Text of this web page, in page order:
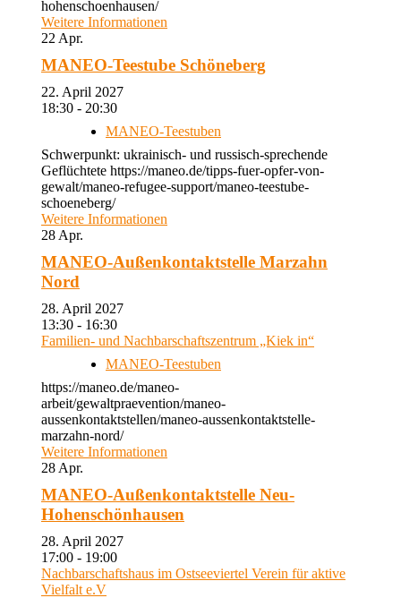
hohenschoenhausen/
Weitere Informationen
22 Apr.
MANEO-Teestube Schöneberg
22. April 2027
18:30 - 20:30
MANEO-Teestuben
Schwerpunkt: ukrainisch- und russisch-sprechende
Geflüchtete https://maneo.de/tipps-fuer-opfer-von-
gewalt/maneo-refugee-support/maneo-teestube-
schoeneberg/
Weitere Informationen
28 Apr.
MANEO-Außenkontaktstelle Marzahn
Nord
28. April 2027
13:30 - 16:30
Familien- und Nachbarschaftszentrum „Kiek in“
MANEO-Teestuben
https://maneo.de/maneo-
arbeit/gewaltpraevention/maneo-
aussenkontaktstellen/maneo-aussenkontaktstelle-
marzahn-nord/
Weitere Informationen
28 Apr.
MANEO-Außenkontaktstelle Neu-
Hohenschönhausen
28. April 2027
17:00 - 19:00
Nachbarschaftshaus im Ostseeviertel Verein für aktive
Vielfalt e.V